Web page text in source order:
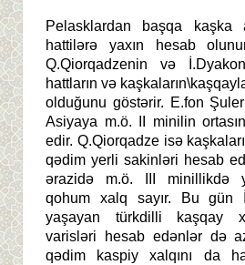
Pelasklardan başqa
hattilərə yaxın hesab
Q.Qiorqadzenin və
hattların və
olduğunu göstərir. E.fon
Asiyaya m.ö. II minilin
edir. Q.Qiorqadze isə
qədim yerli sakinləri hesab
ərazidə m.ö. III minillikdə
qohum xalq sayır. Bu gün
yaşayan türkdilli kaşqay
varisləri hesab edənlər də
qədim kaspiy xalqını da